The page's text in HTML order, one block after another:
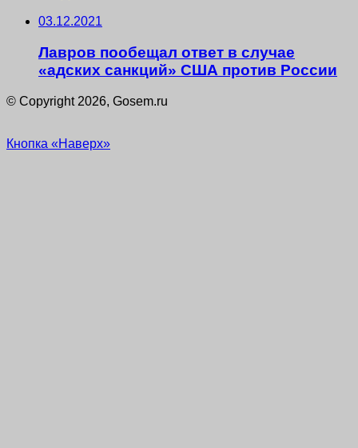
03.12.2021
Лавров пообещал ответ в случае
«адских санкций» США против России
© Copyright 2026, Gosem.ru
Кнопка «Наверх»